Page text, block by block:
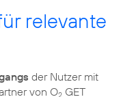
relevante
der Nutzer mit
von O2 GET